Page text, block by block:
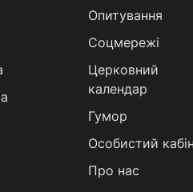
Опитування
Соцмережі
Церковний
календар
Гумор
Особистий
Про нас